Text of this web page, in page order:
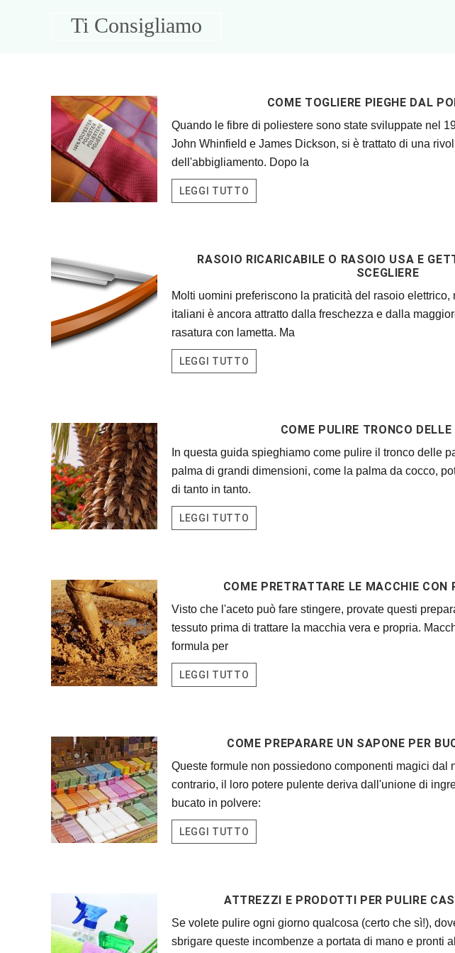
Ti Consigliamo
la
Casa
COME TOGLIERE PIEGHE DAL
Quando le fibre di poliestere sono state sviluppate nel
John Whinfield e James Dickson, si è trattato di una
dell'abbigliamento. Dopo la
LEGGI TUTTO
RASOIO RICARICABILE O RASOIO USA E
SCEGLIERE
Molti uomini preferiscono la praticità del rasoio elettrico,
italiani è ancora attratto dalla freschezza e dalla
rasatura con lametta. Ma
LEGGI TUTTO
COME PULIRE TRONCO
In questa guida spieghiamo come pulire il tronco delle
palma di grandi dimensioni, come la palma da cocco,
di tanto in tanto.
LEGGI TUTTO
COME PRETRATTARE LE MACCHIE CON
Visto che l'aceto può fare stingere, provate questi
tessuto prima di trattare la macchia vera e propria.
formula per
LEGGI TUTTO
COME PREPARARE UN SAPONE PER
Queste formule non possiedono componenti magici dal
contrario, il loro potere pulente deriva dall'unione di
bucato in polvere:
LEGGI TUTTO
ATTREZZI E PRODOTTI PER PULIRE
Se volete pulire ogni giorno qualcosa (certo che sì!),
sbrigare queste incombenze a portata di mano e pronti